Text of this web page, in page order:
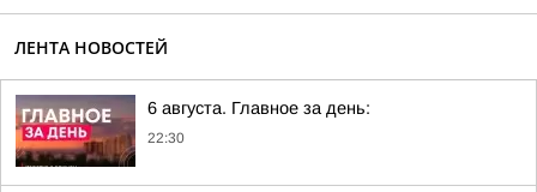
ЛЕНТА НОВОСТЕЙ
6 августа. Главное за день:
22:30